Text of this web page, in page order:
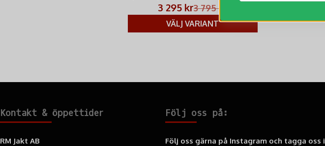
3 795 kr
3 295 kr
VÄLJ VARIANT
Kontakt & öppettider
RM Jakt AB
Följ oss på:
Följ oss gärna på Instagram och tagga oss i